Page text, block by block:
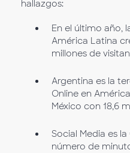
hallazgos:
En el último año,
América Latina
millones de
Argentina es la
Online en
México con 18,6
Social Media es
número de